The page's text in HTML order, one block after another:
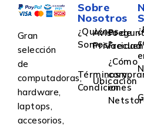
Gran
selección
de
computadoras,
hardware,
laptops,
accesorios,
Sobre
Nosotros
¿Quiénes
Somos?
Aviso de
Privacidad
Términos y
Condiciones
Ubicación
¿Cómo
en